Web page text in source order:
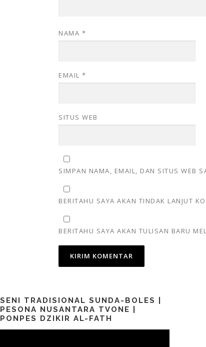
NAMA *
EMAIL *
SITUS WEB
SIMPAN NAMA, EMAIL, DAN SITUS WEB
BERITAHU SAYA AKAN TINDAK LANJUT
BERITAHU SAYA AKAN TULISAN BARU
SENI TRADISIONAL SUNDA-BOLES |
PESONA NUSANTARA TVONE |
PONPES DZIKIR AL-FATH